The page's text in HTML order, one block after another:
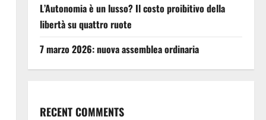
L’Autonomia è un lusso? Il costo proibitivo della
libertà su quattro ruote
7 marzo 2026: nuova assemblea ordinaria
RECENT COMMENTS